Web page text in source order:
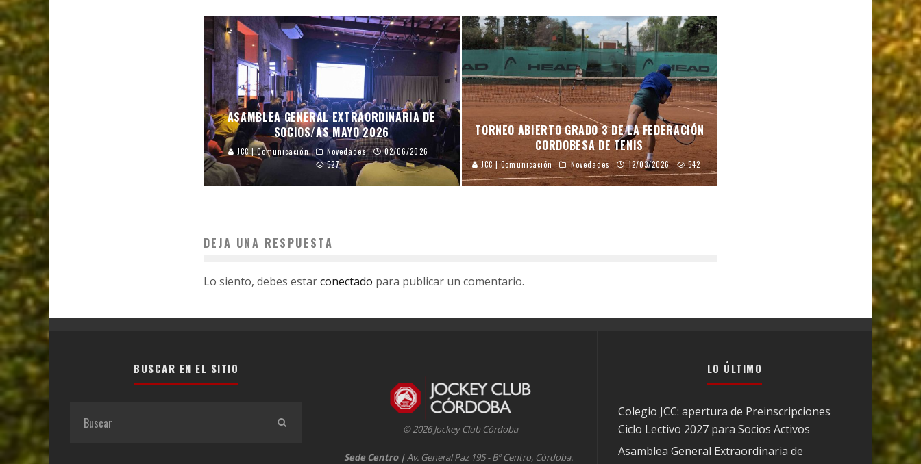
ASAMBLEA GENERAL EXTRAORDINARIA DE
SOCIOS/AS MAYO 2026
JCC | Comunicación Novedades
02/06/2026
527
TORNEO ABIERTO GRADO 3 DE LA FEDERACIÓN
CORDOBESA DE TENIS
JCC | Comunicación Novedades 12/03/2026 542
DEJA UNA RESPUESTA
Lo siento, debes estarconectado para publicar un comentario.
BUSCAR EN EL SITIO
© 2026 Jockey Club Córdoba
Sede Centro |Av. General Paz 195 - Bº Centro, Córdoba.
LO ÚLTIMO
Colegio JCC: apertura de Preinscripciones
Ciclo Lectivo 2027 para Socios Activos
Asamblea General Extraordinaria de